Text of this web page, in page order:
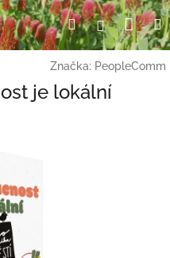
HledatPřihlášení
Značka: PeopleComm
je lokální